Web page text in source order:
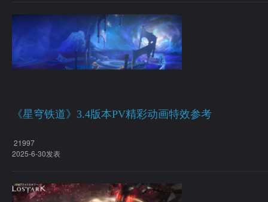
《星穹铁道》3.4版本PV精彩动画特效参考
21997
2025-6-30发表